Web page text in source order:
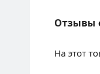
Отзывы
На этот